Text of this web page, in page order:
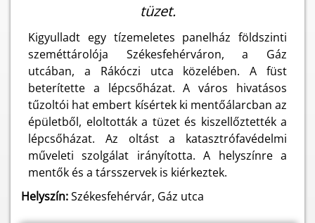
tüzet.
Kigyulladt egy tízemeletes panelház földszinti
szeméttárolója Székesfehérváron, a Gáz
utcában, a Rákóczi utca közelében. A füst
beterítette a lépcsőházat. A város hivatásos
tűzoltói hat embert kísértek ki mentőálarcban az
épületből, eloltották a tüzet és kiszellőztették a
lépcsőházat. Az oltást a katasztrófavédelmi
műveleti szolgálat irányította. A helyszínre a
mentők és a társszervek is kiérkeztek.
Helyszín:Székesfehérvár, Gáz utca